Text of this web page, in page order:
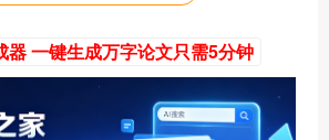
器 一键生成万字论文只需5分钟